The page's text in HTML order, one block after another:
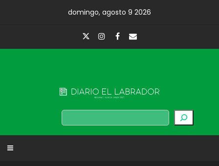
domingo, agosto 9 2026
Buscar